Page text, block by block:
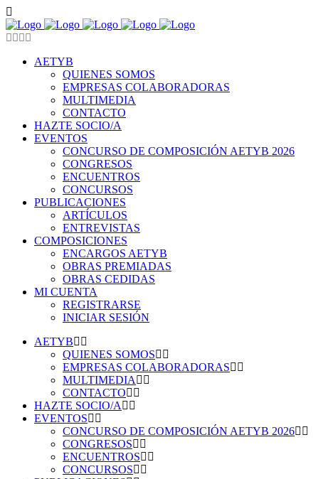
AETYB
QUIENES SOMOS
EMPRESAS COLABORADORAS
MULTIMEDIA
CONTACTO
HAZTE SOCIO/A
EVENTOS
CONCURSO DE COMPOSICIÓN AETYB 2026
CONGRESOS
ENCUENTROS
CONCURSOS
PUBLICACIONES
ARTÍCULOS
ENTREVISTAS
COMPOSICIONES
ENCARGOS AETYB
OBRAS PREMIADAS
OBRAS CEDIDAS
MI CUENTA
REGISTRARSE
INICIAR SESIÓN
AETYB
QUIENES SOMOS
EMPRESAS COLABORADORAS
MULTIMEDIA
CONTACTO
HAZTE SOCIO/A
EVENTOS
CONCURSO DE COMPOSICIÓN AETYB 2026
CONGRESOS
ENCUENTROS
CONCURSOS